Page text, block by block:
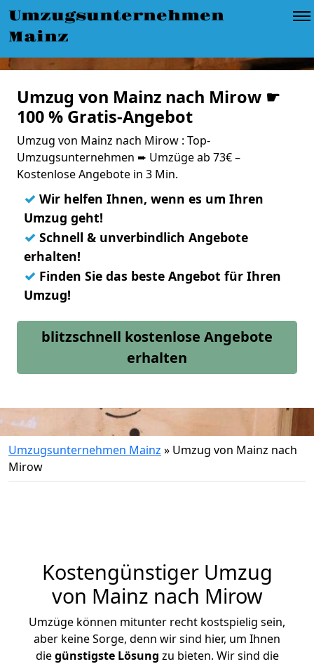
Umzugsunternehmen
Mainz
Umzug von Mainz nach Mirow ☛
100 % Gratis-Angebot
Umzug von Mainz nach Mirow : Top-
Umzugsunternehmen ➨ Umzüge ab 73€ –
Kostenlose Angebote in 3 Min.
✓ Wir helfen Ihnen, wenn es um Ihren
Umzug geht!
✓ Schnell & unverbindlich Angebote
erhalten!
✓ Finden Sie das beste Angebot für Ihren
Umzug!
blitzschnell kostenlose Angebote
erhalten
Umzugsunternehmen Mainz » Umzug von Mainz nach
Mirow
Kostengünstiger Umzug
von Mainz nach Mirow
Umzüge können mitunter recht kostspielig sein,
aber keine Sorge, denn wir sind hier, um Ihnen
diegünstigste Lösung zu bieten. Wir sind die